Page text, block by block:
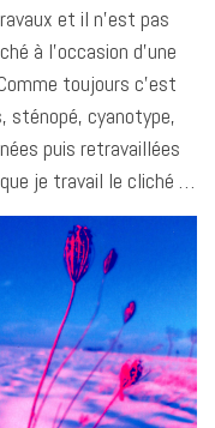
et il n’est pas
à l’occasion d’une
toujours c’est
sténopé, cyanotype,
puis retravaillées
je travail le cliché …